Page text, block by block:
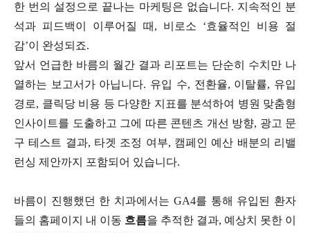
한 번의 설정으로 끝나는 마케팅은 없습니다. 지속적인 분
석과 피드백이 이루어질 때, 비로소 ‘효율적인 비용 절
감’이 완성되죠.
앞서 언급한 바름의 월간 결과 리포트는 단순히 수치만 나
열하는 보고서가 아닙니다. 유입 수, 전환율, 이탈률, 유입
경로, 클릭당 비용 등 다양한 지표를 분석하여 병원 맞춤형
인사이트를 도출하고 그에 따른 콘텐츠 개선 방향, 광고 문
구 테스트 결과, 타겟 조정 여부, 캠페인 예산 배분의 리밸
런싱 제안까지 포함되어 있습니다.
바름이 진행했던 한 치과에서는 GA4를 통해 유입된 환자
들의 홈페이지 내 이동 흐름을 추적한 결과, 예상치 못한 이